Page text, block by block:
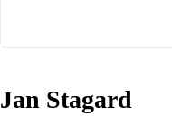
Jan Stagard